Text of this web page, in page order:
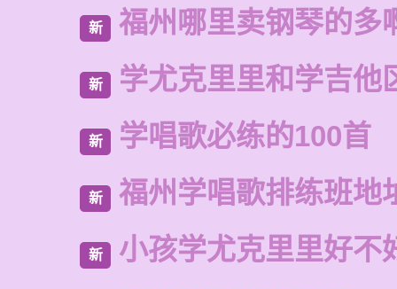
新 福州哪里卖钢琴的多
新 学尤克里里和学吉他
新 学唱歌必练的100首
新 福州学唱歌排练班地
新 小孩学尤克里里好不